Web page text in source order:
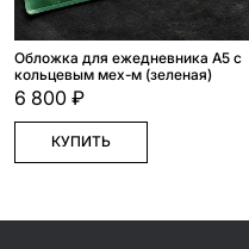
Обложка для ежедневника А5 с
кольцевым мех-м (зеленая)
6 800 ₽
КУПИТЬ